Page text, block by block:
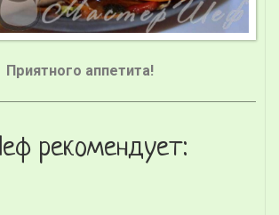
Приятного аппетита!
рекомендует: